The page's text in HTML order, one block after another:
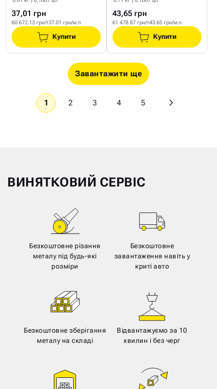
37,01 грн
60 672.13 грн/т37.01 грн/м.п
Купити
43,65 грн
61 478.87 грн/т43.65 грн/м.п
Купити
Завантажити ще
1 2 3 4 5
ВИНЯТКОВИЙ СЕРВІС
Безкоштовне різання
металу під будь-які
розміри
Безкоштовне
завантаження навіть у
криті авто
Безкоштовне зберігання
металу на складі
Відвантажуємо за 10
хвилин і без черг